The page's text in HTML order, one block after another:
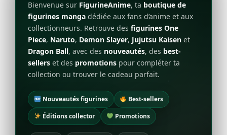
Bienvenue sur FigurineAnime, ta boutique de
figurines manga dédiée aux fans d’anime et aux
collectionneurs. Retrouve des figurines One
Piece, Naruto, Demon Slayer, Jujutsu Kaisen et
Dragon Ball, avec des nouveautés, des best-
sellers et des promotions pour compléter ta
collection ou trouver le cadeau parfait.
Nouveautés figurines
Best-sellers
Éditions collector
Promotions